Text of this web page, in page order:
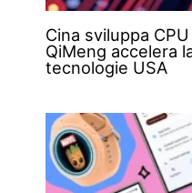
Cina sviluppa
QiMeng accelera
tecnologie USA